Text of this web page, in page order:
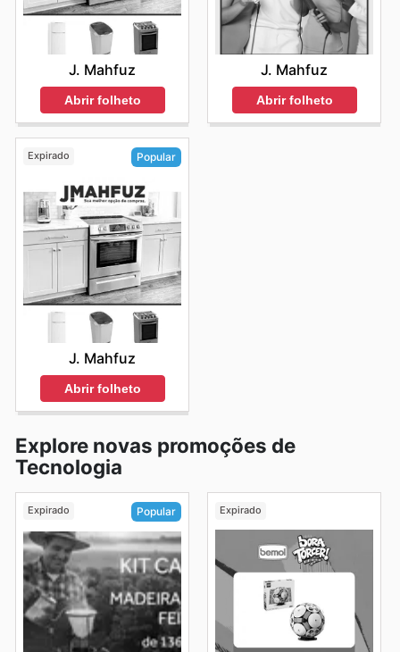
J. Mahfuz
Abrir folheto
J. Mahfuz
Abrir folheto
Expirado Popular
J. Mahfuz
Abrir folheto
Explore novas promoções de
Tecnologia
Expirado Popular Expirado